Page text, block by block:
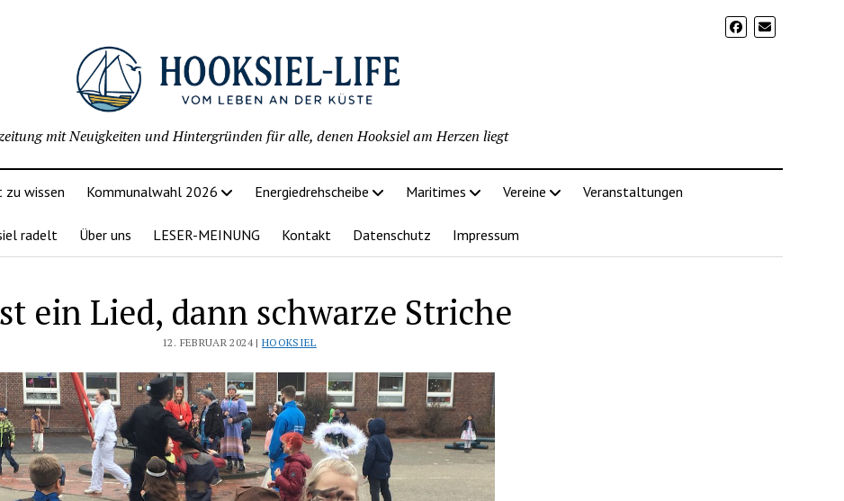
mit Neuigkeiten und Hintergründen für alle, denen Hooksiel am Herzen liegt
zu wissen Kommunalwahl 2026 Energiedrehscheibe Maritimes Vereine Veranstaltungen
radelt Über uns LESER-MEINUNG Kontakt Datenschutz Impressum
ein Lied, dann schwarze Striche
12. FEBRUAR 2024 | HOOKSIEL